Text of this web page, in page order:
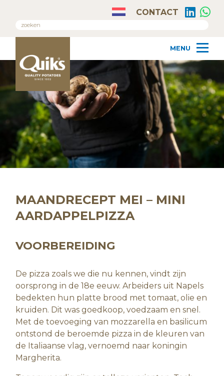
CONTACT
MAANDRECEPT MEI – MINI
AARDAPPELPIZZA
VOORBEREIDING
De pizza zoals we die nu kennen, vindt zijn
oorsprong in de 18e eeuw. Arbeiders uit Napels
bedekten hun platte brood met tomaat, olie en
kruiden. Dit was goedkoop, voedzaam en snel.
Met de toevoeging van mozzarella en basilicum
ontstond de beroemde pizza in de kleuren van
de Italiaanse vlag, vernoemd naar koningin
Margherita.